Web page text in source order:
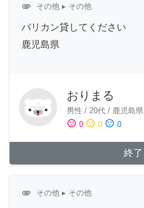
attachment その他 ▸ その他
バリカン貸してください
鹿児島県
おりまる
男性 / 20代 / 鹿児島県
sentiment_satisfied 0 sentiment_neutral 0 sentiment_dissatisfied 0
終了
attachment その他 ▸ その他